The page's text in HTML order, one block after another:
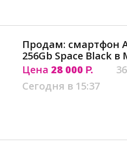
Продам: смартфон
256Gb Space Black в
Цена 28 000 Р.
Сегодня в 15:37